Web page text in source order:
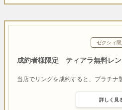
ゼクシィ
成約者様限定 ティアラ無料レ
当店でリングを成約すると、プラチナ
詳しく見